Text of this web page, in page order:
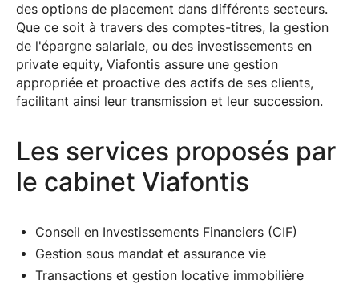
des options de placement dans différents secteurs.
Que ce soit à travers des comptes-titres, la gestion
de l'épargne salariale, ou des investissements en
private equity, Viafontis assure une gestion
appropriée et proactive des actifs de ses clients,
facilitant ainsi leur transmission et leur succession.
Les services proposés par
le cabinet Viafontis
Conseil en Investissements Financiers (CIF)
Gestion sous mandat et assurance vie
Transactions et gestion locative immobilière